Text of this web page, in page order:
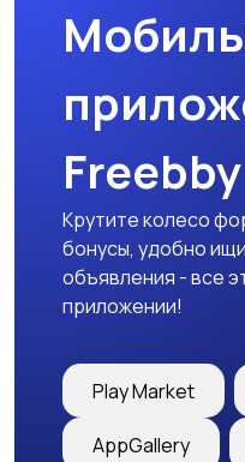
Детская одежда
Детский транспорт
Freebby
Крутите колесо
бонусы, удобно
объявления - все
приложении!
Play Market
AppGallery